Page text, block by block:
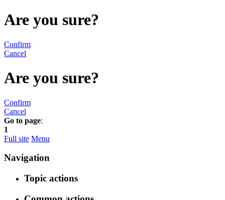
Are you sure?
Confirm
Cancel
Are you sure?
Confirm
Cancel
Go to page:
1
Full site Menu
Navigation
Topic actions